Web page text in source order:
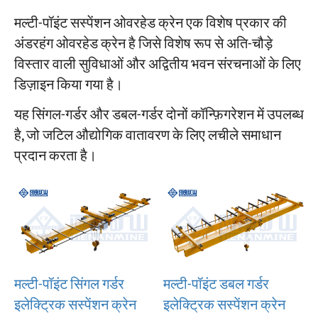
मल्टी-पॉइंट सस्पेंशन ओवरहेड क्रेन एक विशेष प्रकार की
अंडरहंग ओवरहेड क्रेन है जिसे विशेष रूप से अति-चौड़े
विस्तार वाली सुविधाओं और अद्वितीय भवन संरचनाओं के लिए
डिज़ाइन किया गया है।
यह सिंगल-गर्डर और डबल-गर्डर दोनों कॉन्फ़िगरेशन में उपलब्ध
है, जो जटिल औद्योगिक वातावरण के लिए लचीले समाधान
प्रदान करता है।
मल्टी-पॉइंट सिंगल गर्डर
इलेक्ट्रिक सस्पेंशन क्रेन
मल्टी-पॉइंट डबल गर्डर
इलेक्ट्रिक सस्पेंशन क्रेन